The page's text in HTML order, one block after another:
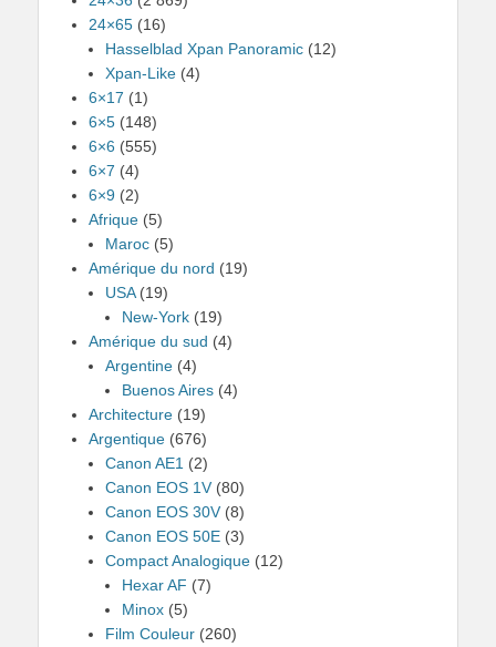
24×65 (16)
Hasselblad Xpan Panoramic (12)
Xpan-Like (4)
6×17 (1)
6×5 (148)
6×6 (555)
6×7 (4)
6×9 (2)
Afrique (5)
Maroc (5)
Amérique du nord (19)
USA(19)
New-York (19)
Amérique du sud (4)
Argentine (4)
Buenos Aires (4)
Architecture (19)
Argentique (676)
Canon AE1 (2)
Canon EOS 1V (80)
Canon EOS 30V (8)
Canon EOS 50E (3)
Compact Analogique (12)
Hexar AF (7)
Minox (5)
Film Couleur (260)